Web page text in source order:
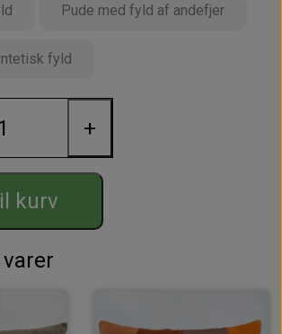
Uldprogram 30 grader, lav centrifugering.
Pude med fyld af andefjer
fyld
+
kurv